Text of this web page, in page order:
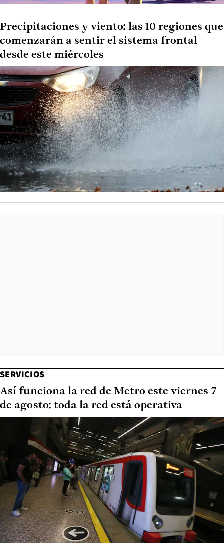
Precipitaciones y viento: las 10 regiones que
comenzarán a sentir el sistema frontal
desde este miércoles
SERVICIOS
Así funciona la red de Metro este viernes 7
de agosto: toda la red está operativa